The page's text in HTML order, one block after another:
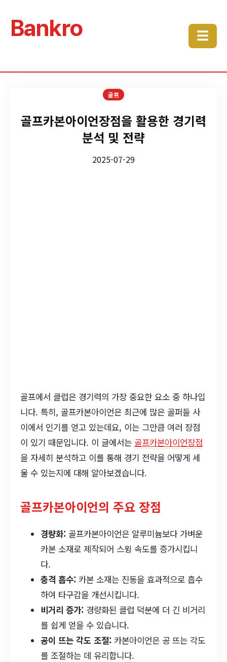
Bankro ☰
골프
골프카본아이언장점을 활용한 경기력
분석 및 전략
2025-07-29
골프에서 클럽은 경기력의 가장 중요한 요소 중 하나입
니다. 특히, 골프카본아이언은 최근에 많은 골퍼들 사
이에서 인기를 얻고 있는데요, 이는 그만큼 여러 장점
이 있기 때문입니다. 이 글에서는 골프카본아이언장점
을 자세히 분석하고 이를 통해 경기 전략을 어떻게 세
울 수 있는지에 대해 알아보겠습니다.
골프카본아이언의 주요 장점
경량화: 골프카본아이언은 알루미늄보다 가벼운
카본 소재로 제작되어 스윙 속도를 증가시킵니
다.
충격 흡수: 카본 소재는 진동을 효과적으로 흡수
하여 타구감을 개선시킵니다.
비거리 증가: 경량화된 클럽 덕분에 더 긴 비거리
를 쉽게 얻을 수 있습니다.
공이 뜨는 각도 조절: 카본아이언은 공 뜨는 각도
를 조절하는 데 유리합니다.